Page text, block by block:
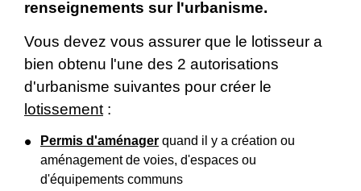
renseignements sur l'urbanisme.
Vous devez vous assurer que le lotisseur a
bien obtenu l'une des 2 autorisations
d'urbanisme suivantes pour créer le
lotissement :
Permis d'aménager quand il y a création ou
aménagement de voies, d'espaces ou
d'équipements communs